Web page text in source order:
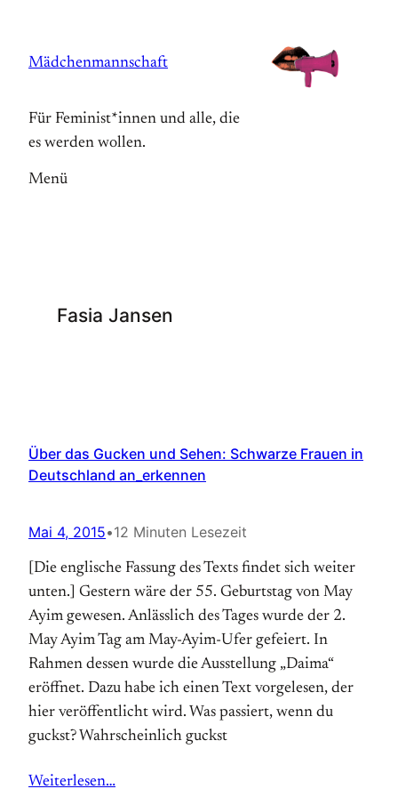
springen
Mädchenmannschaft
Für Feminist*innen und alle, die
es werden wollen.
Menü
Fasia Jansen
Über das Gucken und Sehen: Schwarze Frauen in
Deutschland an_erkennen
Mai 4, 2015•12 Minuten Lesezeit
[Die englische Fassung des Texts findet sich weiter
unten.] Gestern wäre der 55. Geburtstag von May
Ayim gewesen. Anlässlich des Tages wurde der 2.
May Ayim Tag am May-Ayim-Ufer gefeiert. In
Rahmen dessen wurde die Ausstellung „Daima“
eröffnet. Dazu habe ich einen Text vorgelesen, der
hier veröffentlicht wird. Was passiert, wenn du
guckst? Wahrscheinlich guckst
Weiterlesen…